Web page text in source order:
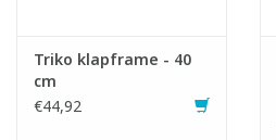
Triko klapframe - 40
cm
€44,92